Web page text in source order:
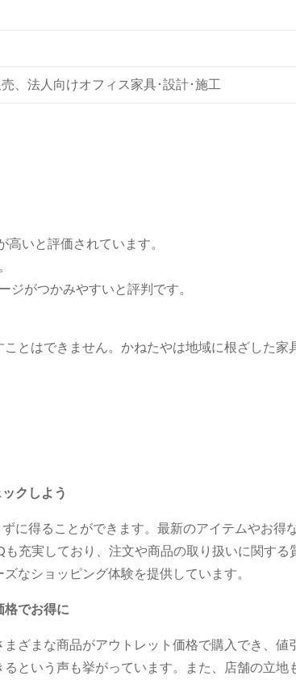
、法人向けオフィス家具･設計･施工
いと評価されています。
がつかみやすいと評判です。
とはできません。かねたやは地域に根ざした家
クしよう
に得ることができます。最新のアイテムやお得
充実しており、注文や商品の取り扱いに関する
なショッピング体験を提供しています。
格でお得に
ざまな商品がアウトレット価格で購入でき、値
という声も挙がっています。また、店舗の立地